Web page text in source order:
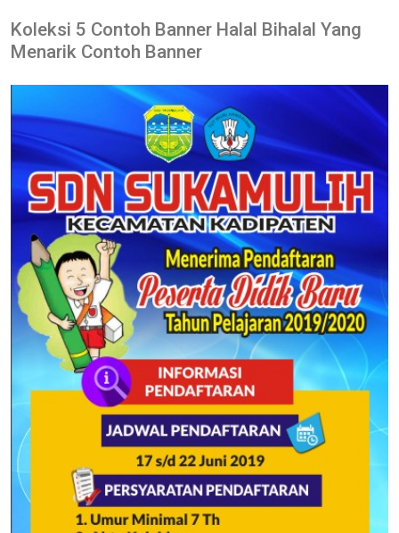
Koleksi 5 Contoh Banner Halal Bihalal Yang
Menarik Contoh Banner